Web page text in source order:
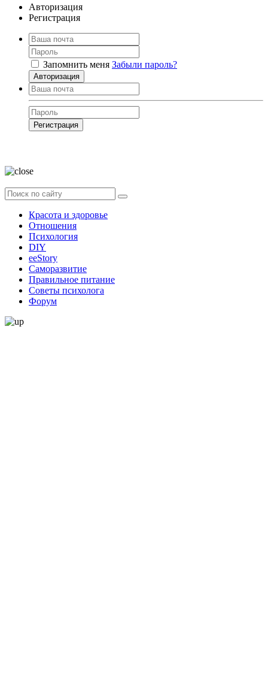
Авторизация
Регистрация
Запомнить меня Забыли пароль?
Авторизация
Регистрация
Красота и здоровье
Отношения
Психология
DIY
ееStory
Саморазвитие
Правильное питание
Советы психолога
Форум